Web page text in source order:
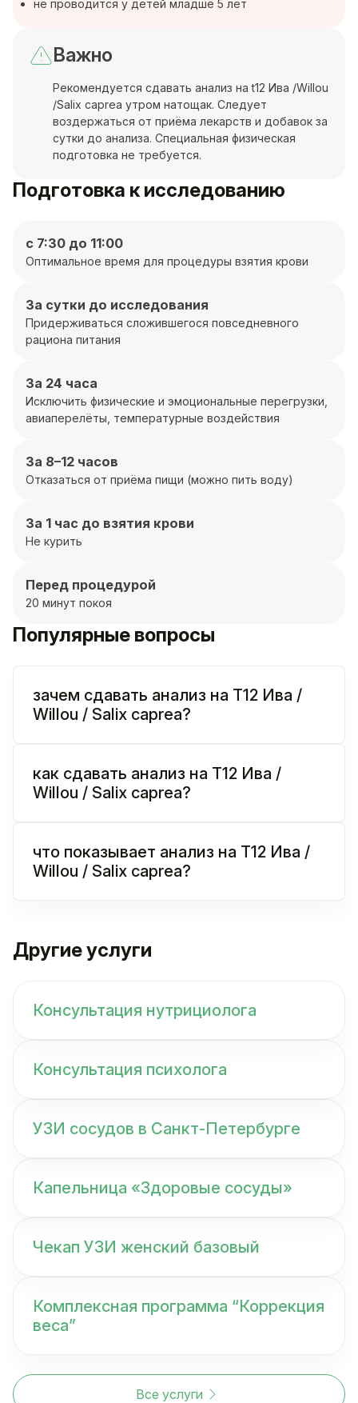
не проводится у детей младше 5 лет
Важно
Рекомендуется сдавать анализ на t12 Ива /Willou
/Salix caprea утром натощак. Следует
воздержаться от приёма лекарств и добавок за
сутки до анализа. Специальная физическая
подготовка не требуется.
Подготовка к исследованию
с 7:30 до 11:00
Оптимальное время для процедуры взятия крови
За сутки до исследования
Придерживаться сложившегося повседневного
рациона питания
За 24 часа
Исключить физические и эмоциональные перегрузки,
авиаперелёты, температурные воздействия
За 8–12 часов
Отказаться от приёма пищи (можно пить воду)
За 1 час до взятия крови
Не курить
Перед процедурой
20 минут покоя
Популярные вопросы
зачем сдавать анализ на T12 Ива /
Willou / Salix caprea?
как сдавать анализ на T12 Ива /
Willou / Salix caprea?
что показывает анализ на T12 Ива /
Willou / Salix caprea?
Другие услуги
Консультация нутрициолога
Консультация психолога
УЗИ сосудов в Санкт-Петербурге
Капельница «Здоровые сосуды»
Чекап УЗИ женский базовый
Комплексная программа “Коррекция
веса”
Все услуги